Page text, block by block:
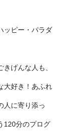
ッピー・パラダ
げんな人も、
大好き！あふれ
人に寄り添っ
120分のプログ